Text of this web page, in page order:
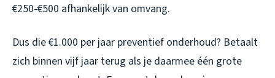
€250-€500 afhankelijk van omvang.
Dus die €1.000 per jaar preventief onderhoud? Betaalt
zich binnen vijf jaar terug als je daarmee één grote